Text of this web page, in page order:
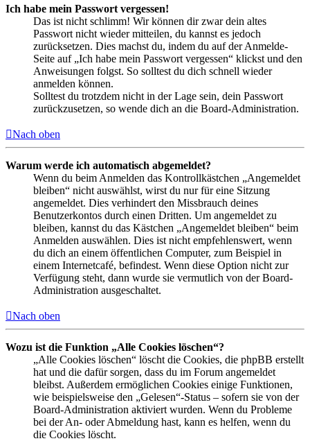
Ich habe mein Passwort vergessen!
Das ist nicht schlimm! Wir können dir zwar dein altes
Passwort nicht wieder mitteilen, du kannst es jedoch
zurücksetzen. Dies machst du, indem du auf der Anmelde-
Seite auf „Ich habe mein Passwort vergessen“ klickst und den
Anweisungen folgst. So solltest du dich schnell wieder
anmelden können.
Solltest du trotzdem nicht in der Lage sein, dein Passwort
zurückzusetzen, so wende dich an die Board-Administration.
Nach oben
Warum werde ich automatisch abgemeldet?
Wenn du beim Anmelden das Kontrollkästchen „Angemeldet
bleiben“ nicht auswählst, wirst du nur für eine Sitzung
angemeldet. Dies verhindert den Missbrauch deines
Benutzerkontos durch einen Dritten. Um angemeldet zu
bleiben, kannst du das Kästchen „Angemeldet bleiben“ beim
Anmelden auswählen. Dies ist nicht empfehlenswert, wenn
du dich an einem öffentlichen Computer, zum Beispiel in
einem Internetcafé, befindest. Wenn diese Option nicht zur
Verfügung steht, dann wurde sie vermutlich von der Board-
Administration ausgeschaltet.
Nach oben
Wozu ist die Funktion „Alle Cookies löschen“?
„Alle Cookies löschen“ löscht die Cookies, die phpBB erstellt
hat und die dafür sorgen, dass du im Forum angemeldet
bleibst. Außerdem ermöglichen Cookies einige Funktionen,
wie beispielsweise den „Gelesen“-Status – sofern sie von der
Board-Administration aktiviert wurden. Wenn du Probleme
bei der An- oder Abmeldung hast, kann es helfen, wenn du
die Cookies löscht.